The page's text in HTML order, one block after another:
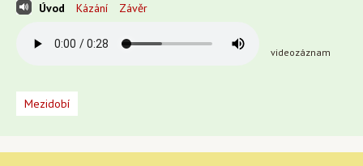
Úvod Kázání Závěr
videozáznam
Mezidobí